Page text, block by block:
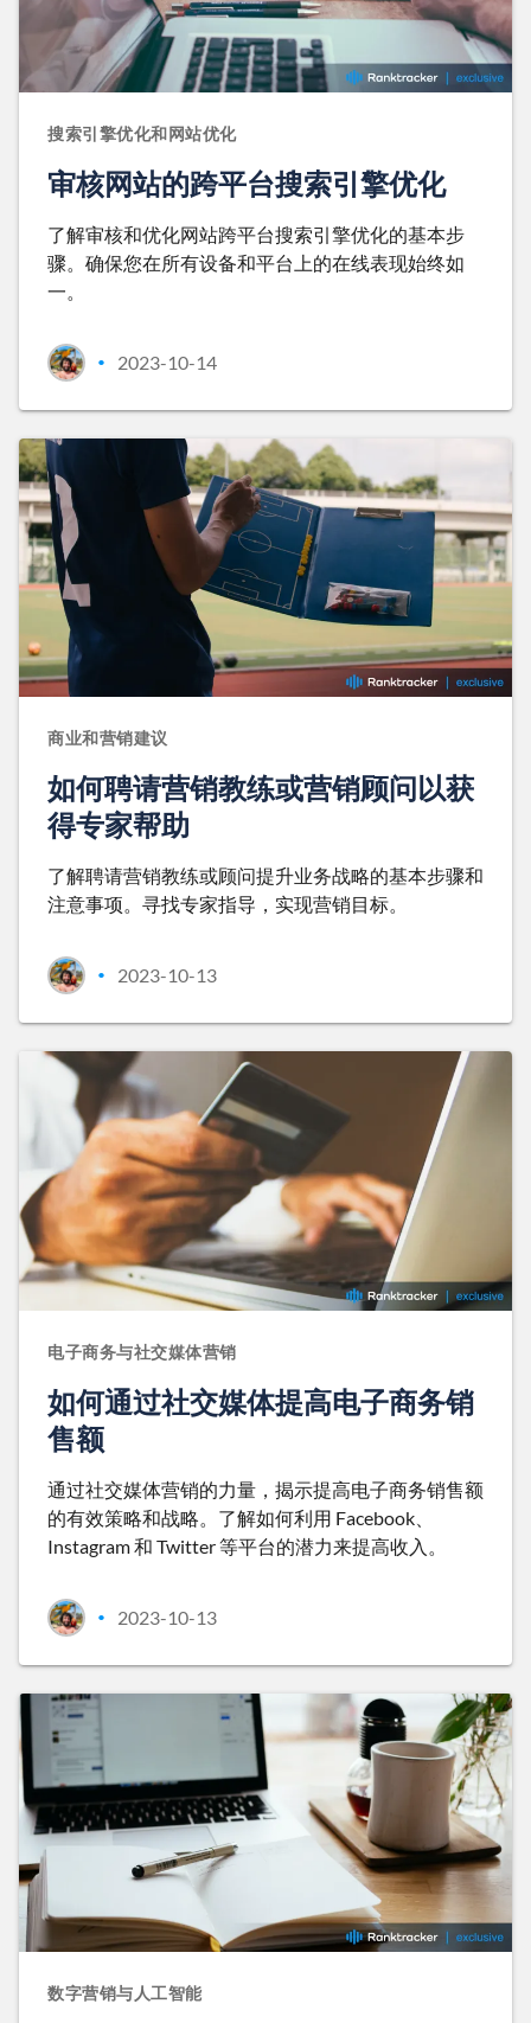
搜索引擎优化和网站优化
审核网站的跨平台搜索引擎优化
了解审核和优化网站跨平台搜索引擎优化的基本步
骤。确保您在所有设备和平台上的在线表现始终如
一。
• 2023-10-14
商业和营销建议
如何聘请营销教练或营销顾问以获
得专家帮助
了解聘请营销教练或顾问提升业务战略的基本步骤和
注意事项。寻找专家指导，实现营销目标。
• 2023-10-13
电子商务与社交媒体营销
如何通过社交媒体提高电子商务销
售额
通过社交媒体营销的力量，揭示提高电子商务销售额
的有效策略和战略。了解如何利用 Facebook、
Instagram 和 Twitter 等平台的潜力来提高收入。
• 2023-10-13
数字营销与人工智能